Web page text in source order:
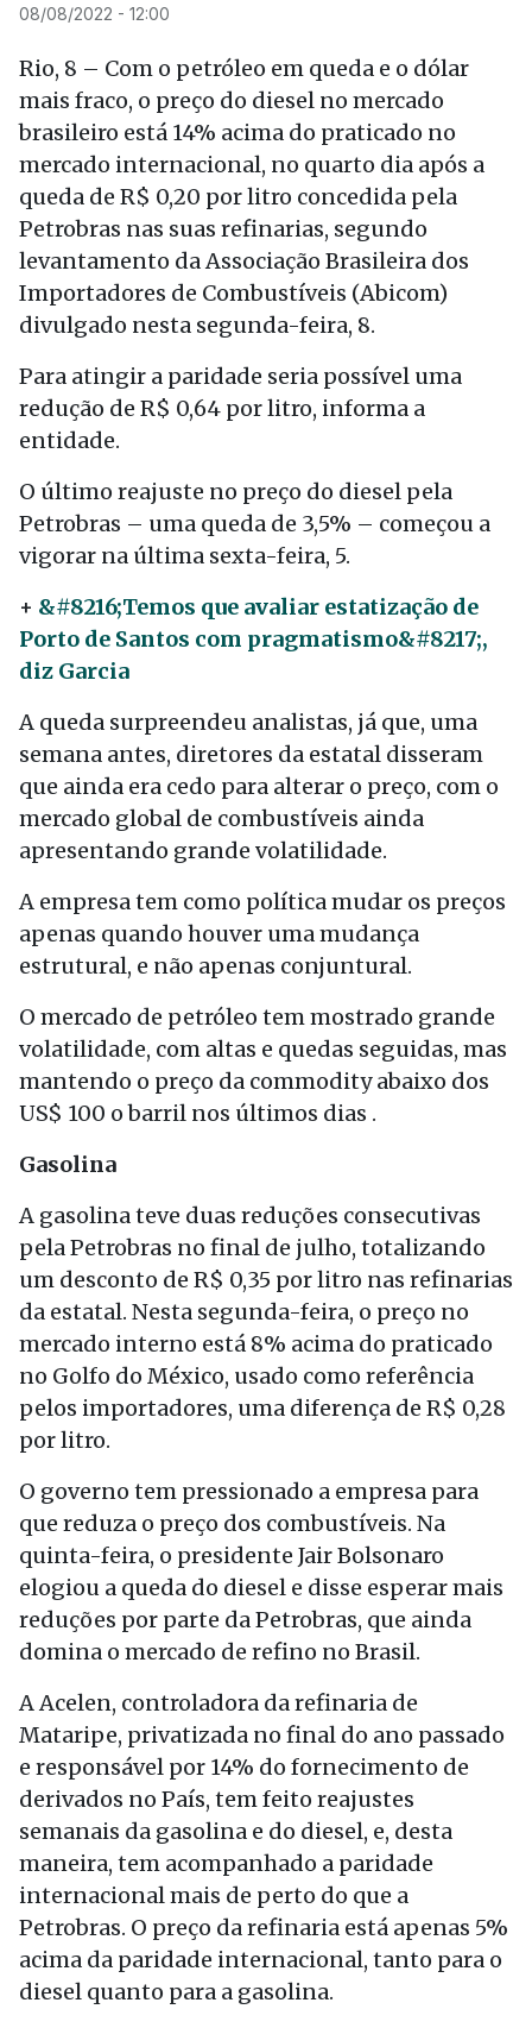
08/08/2022 - 12:00
Rio, 8 – Com o petróleo em queda e o dólar
mais fraco, o preço do diesel no mercado
brasileiro está 14% acima do praticado no
mercado internacional, no quarto dia após a
queda de R$ 0,20 por litro concedida pela
Petrobras nas suas refinarias, segundo
levantamento da Associação Brasileira dos
Importadores de Combustíveis (Abicom)
divulgado nesta segunda-feira, 8.
Para atingir a paridade seria possível uma
redução de R$ 0,64 por litro, informa a
entidade.
O último reajuste no preço do diesel pela
Petrobras – uma queda de 3,5% – começou a
vigorar na última sexta-feira, 5.
+ &#8216;Temos que avaliar estatização de
Porto de Santos com pragmatismo&#8217;,
diz Garcia
A queda surpreendeu analistas, já que, uma
semana antes, diretores da estatal disseram
que ainda era cedo para alterar o preço, com o
mercado global de combustíveis ainda
apresentando grande volatilidade.
A empresa tem como política mudar os preços
apenas quando houver uma mudança
estrutural, e não apenas conjuntural.
O mercado de petróleo tem mostrado grande
volatilidade, com altas e quedas seguidas, mas
mantendo o preço da commodity abaixo dos
US$ 100 o barril nos últimos dias .
Gasolina
A gasolina teve duas reduções consecutivas
pela Petrobras no final de julho, totalizando
um desconto de R$ 0,35 por litro nas refinarias
da estatal. Nesta segunda-feira, o preço no
mercado interno está 8% acima do praticado
no Golfo do México, usado como referência
pelos importadores, uma diferença de R$ 0,28
por litro.
O governo tem pressionado a empresa para
que reduza o preço dos combustíveis. Na
quinta-feira, o presidente Jair Bolsonaro
elogiou a queda do diesel e disse esperar mais
reduções por parte da Petrobras, que ainda
domina o mercado de refino no Brasil.
A Acelen, controladora da refinaria de
Mataripe, privatizada no final do ano passado
e responsável por 14% do fornecimento de
derivados no País, tem feito reajustes
semanais da gasolina e do diesel, e, desta
maneira, tem acompanhado a paridade
internacional mais de perto do que a
Petrobras. O preço da refinaria está apenas 5%
acima da paridade internacional, tanto para o
diesel quanto para a gasolina.